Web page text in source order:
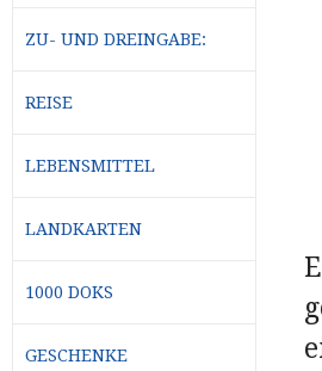
ZU- UND DREINGABE:
REISE
LEBENSMITTEL
LANDKARTEN
1000 DOKS
GESCHENKE